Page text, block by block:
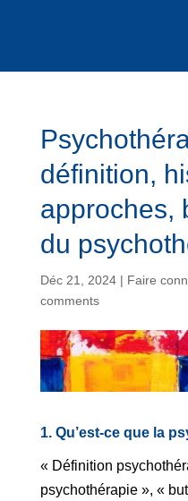
définition,
approches,
du
Déc 21, 2024| Faire
comments
1. Qu’est-ce que la
« Définition
psychothérapie », «